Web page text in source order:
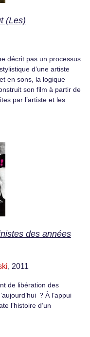
(Les)
décrit pas un processus
d’une artiste
en sons, la logique
son film à partir de
par l’artiste et les
des années
, 2011
de libération des
? À l’appui
l’histoire d’un